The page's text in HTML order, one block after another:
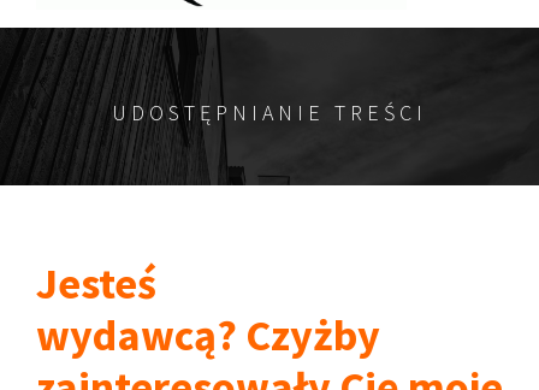
UDOSTĘPNIANIE TREŚCI
Jesteś
wydawcą? Czyżby